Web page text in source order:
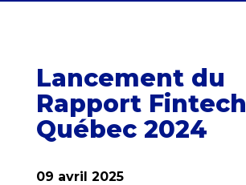
Lancement du
Rapport Fintech
Québec 2024
09 avril 2025